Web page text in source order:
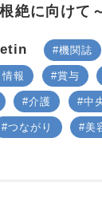
絶に向けて
機関誌
報 賞与
介護 中
つながり 美